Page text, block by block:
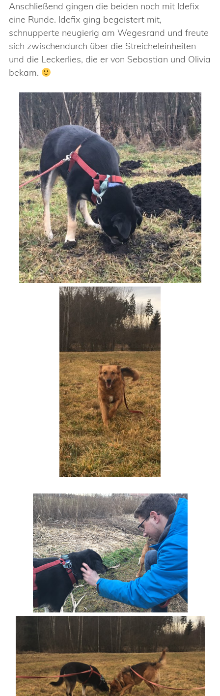
Anschließend gingen die beiden noch mit Idefix
eine Runde. Idefix ging begeistert mit,
schnupperte neugierig am Wegesrand und freute
sich zwischendurch über die Streicheleinheiten
und die Leckerlies, die er von Sebastian und Olivia
bekam.